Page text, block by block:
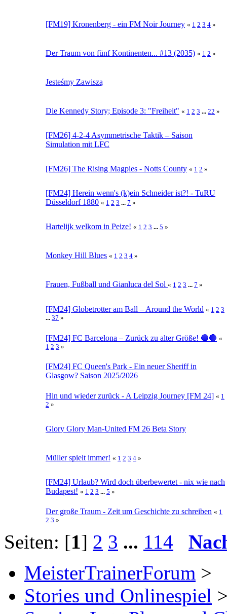
[FM19] Kronenberg - ein FM Noir Journey « 1 2 3 4 »
Der Traum von fünf Kontinenten... #13 (2035) « 1 2 »
Jesteśmy Zawiszą
Die Kennedy Story; Episode 3: "Freiheit" « 1 2 3 ... 22 »
[FM26] 4-2-4 Asymmetrische Taktik – Saison
Simulation mit LFC
[FM26] The Rising Magpies - Notts County « 1 2 »
[FM24] Herein wenn's (k)ein Schneider ist?! - TuRU
Düsseldorf 1880 « 1 2 3 ... 7 »
Hartelijk welkom in Peize! « 1 2 3 ... 5 »
Monkey Hill Blues « 1 2 3 4 »
Frauen, Fußball und Gianluca del Sol « 1 2 3 ... 7 »
[FM24] Globetrotter am Ball – Around the World « 1 2 3
... 37 »
[FM24] FC Barcelona – Zurück zu alter Größe! 🔵🔴 «
1 2 3 »
[FM24] FC Queen's Park - Ein neuer Sheriff in
Glasgow? Saison 2025/2026
Hin und wieder zurück - A Leipzig Journey [FM 24] « 1
2 »
Glory Glory Man-United FM 26 Beta Story
Müller spielt immer! « 1 2 3 4 »
[FM24] Urlaub? Wird doch überbewertet - nix wie nach
Budapest! « 1 2 3 ... 5 »
Der große Traum - Zeit um Geschichte zu schreiben « 1
2 3 »
Seiten: [1] 2 3 ... 114
MeisterTrainerForum >
Stories und Onlinespiel